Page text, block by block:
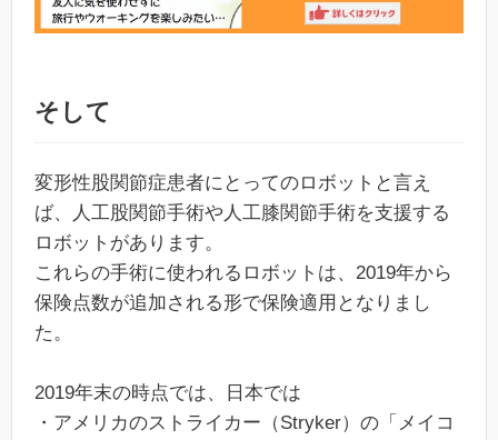
そして
変形性股関節症患者にとってのロボットと言え
ば、人工股関節手術や人工膝関節手術を支援する
ロボットがあります。
これらの手術に使われるロボットは、2019年から
保険点数が追加される形で保険適用となりまし
た。
2019年末の時点では、日本では
・アメリカのストライカー（Stryker）の「メイコ